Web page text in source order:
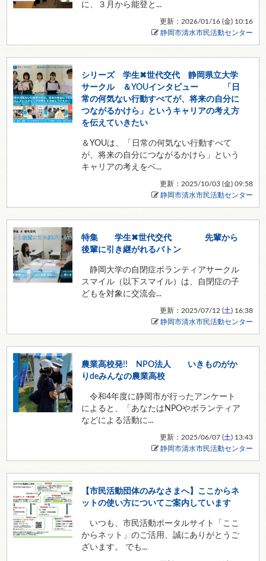
に、３月から能登と...
更新：2026/01/16 (金) 10:16
静岡市清水市民活動センター
シリーズ 学生✖世代交代 静岡県立大学
サークル ＆YOUインタビュー 「日
常の何気ない行動すべてが、将来の自分に
つながるかけら」というキャリアの考え方
を伝えていきたい
＆YOUは、「日常の何気ない行動すべて
が、将来の自分につながるかけら」という
キャリアの考えをベ...
更新：2025/10/03 (金) 09:58
静岡市清水市民活動センター
特集 学生✖世代交代 先輩から
後輩に引き継がれるバトン
静岡大学の自閉症ボランティアサークル
スマイル（以下スマイル）は、自閉症の子
どもを対象に交流会...
更新：2025/07/12 (土) 16:38
静岡市清水市民活動センター
農業高校発!! NPO法人 いきものがか
りdeみんなの農業高校
令和4年度に静岡市が行ったアンケート
によると、「あなたはNPOやボランティア
などによる活動に...
更新：2025/06/07 (土) 13:43
静岡市清水市民活動センター
【市民活動団体のみなさまへ】ここからネ
ットの使い方についてご案内しています
いつも、市民活動ポータルサイト「ここ
からネット」のご活用、誠にありがとうご
ざいます。 でも...